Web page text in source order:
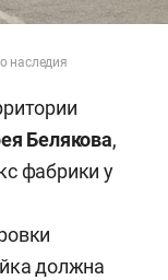
наследия
Белякова,
фабрики у
должна